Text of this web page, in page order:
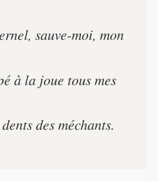
sauve-moi, mon
à la joue tous mes
des méchants.